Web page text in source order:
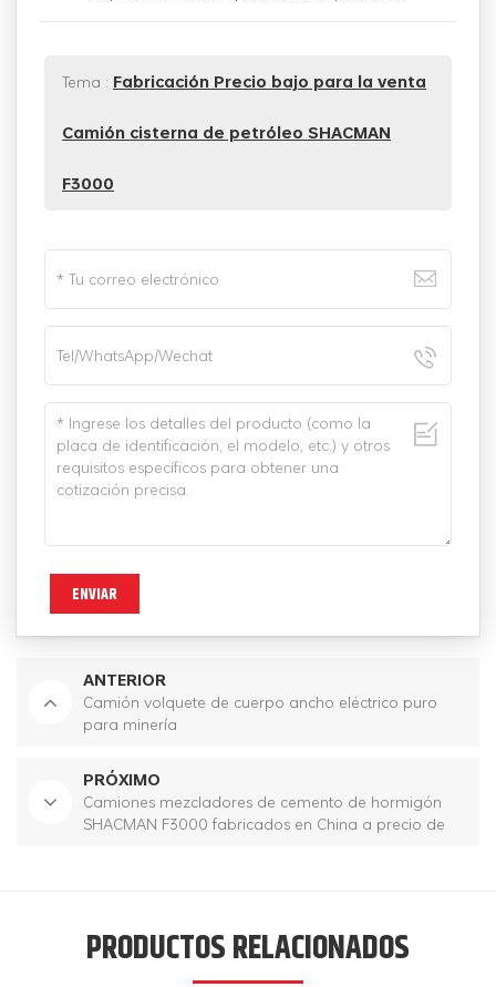
Tema : Fabricación Precio bajo para la venta
Camión cisterna de petróleo SHACMAN
F3000
ENVIAR
ANTERIOR
Camión volquete de cuerpo ancho eléctrico puro
para minería
PRÓXIMO
Camiones mezcladores de cemento de hormigón
SHACMAN F3000 fabricados en China a precio de
PRODUCTOS RELACIONADOS